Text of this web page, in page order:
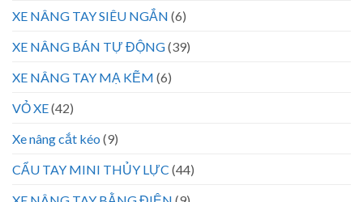
XE NÂNG TAY SIÊU NGẮN (6)
XE NÂNG BÁN TỰ ĐỘNG(39)
XE NÂNG TAY MẠ KẼM (6)
VỎ XE(42)
Xe nâng cắt kéo (9)
CẨU TAY MINI THỦY LỰC (44)